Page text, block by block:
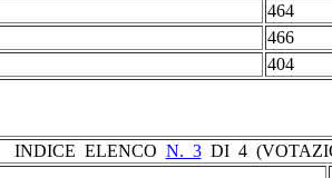
464
466
404
INDICE ELENCO N. 3DI 4